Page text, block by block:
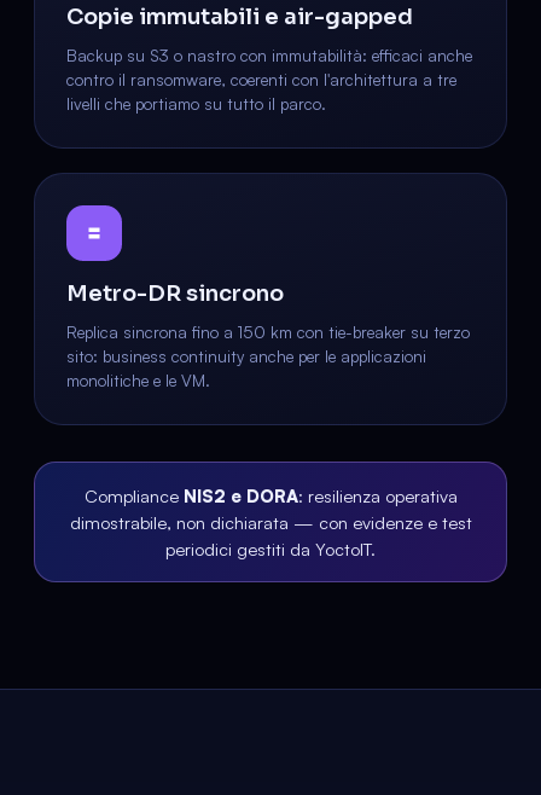
Copie immutabili e air-gapped
Backup su S3 o nastro con immutabilità: efficaci anche
contro il ransomware, coerenti con l'architettura a tre
livelli che portiamo su tutto il parco.
Metro-DR sincrono
Replica sincrona fino a 150 km con tie-breaker su terzo
sito: business continuity anche per le applicazioni
monolitiche e le VM.
Compliance NIS2 e DORA: resilienza operativa
dimostrabile, non dichiarata — con evidenze e test
periodici gestiti da YoctoIT.